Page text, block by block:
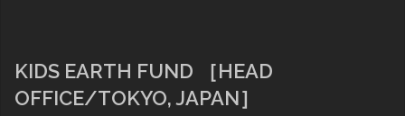
KIDS EARTH FUND ［HEAD
OFFICE/TOKYO, JAPAN］